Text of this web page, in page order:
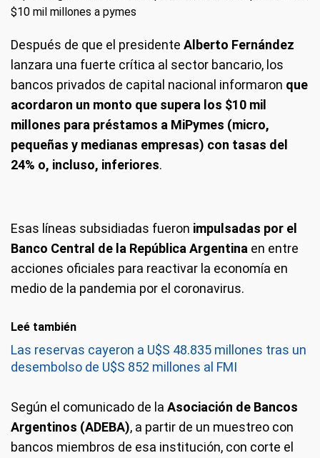
Después de que el presidente Alberto Fernández
lanzara una fuerte crítica al sector bancario, los
bancos privados de capital nacional informaron que
acordaron un monto que supera los $10 mil
millones para préstamos a MiPymes (micro,
pequeñas y medianas empresas) con tasas del
24% o, incluso, inferiores.
Esas líneas subsidiadas fueron impulsadas por el
Banco Central de la República Argentina en entre
acciones oficiales para reactivar la economía en
medio de la pandemia por el coronavirus.
Leé también
Las reservas cayeron a U$S 48.835 millones tras un
desembolso de U$S 852 millones al FMI
Según el comunicado de la Asociación de Bancos
Argentinos (ADEBA), a partir de un muestreo con
bancos miembros de esa institución, con corte el